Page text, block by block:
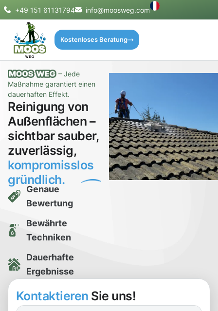
+49 151 61131794 info@moosweg.com
Kostenloses Beratung
– Jede
Maßnahme garantiert einen
dauerhaften Effekt.
Reinigung von
Außenflächen –
sichtbar sauber,
zuverlässig,
kompromisslos
gründlich.
Genaue
Bewertung
Bewährte
Techniken
Dauerhafte
Ergebnisse
Kostenlose
Reinigungsprobe
Kontaktieren Sie uns!